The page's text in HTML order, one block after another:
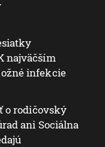
najväčším
infekcie
o rodičovský
ani Sociálna